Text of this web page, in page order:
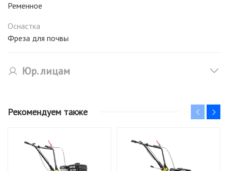
Ременное
Оснастка
Фреза для почвы
Юр. лицам
Рекомендуем также